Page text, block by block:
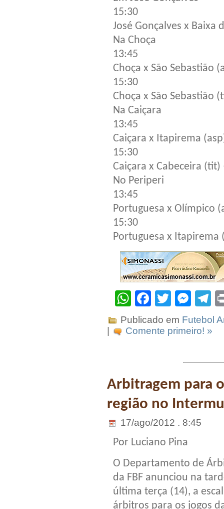
15:30
José Gonçalves x
Na Choça
13:45
Choça x São Sebastião
15:30
Choça x São Sebastião
Na Caiçara
13:45
Caiçara x Itapirema
15:30
Caiçara x Cabeceira
No Periperi
13:45
Portuguesa x Olímpico
15:30
Portuguesa x
WhatsApp
Facebook
Twitter
Publicado em Futebol
Comente primeiro! »
Arbitragem para
região no
17/ago/2012 . 8:45
Por Luciano Pina
O Departamento de
da FBF anunciou na
última terça (14), a
árbitros para os jogos